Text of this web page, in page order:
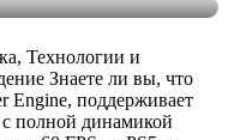
Технологии и
Знаете ли вы, что
Engine, поддерживает
полной динамикой